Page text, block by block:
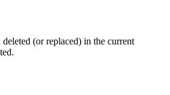
(or replaced) in the current